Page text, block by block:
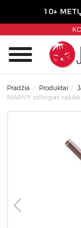
10+
Pradžia Produktai
MARVY stilingas